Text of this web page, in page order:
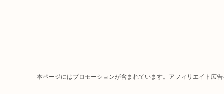
本ページにはプロモーションが含まれています。アフィリエイト広